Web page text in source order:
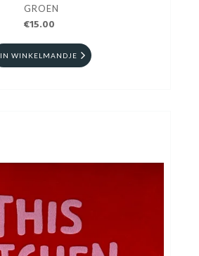
GROEN
€15.00
IN WINKELMANDJE